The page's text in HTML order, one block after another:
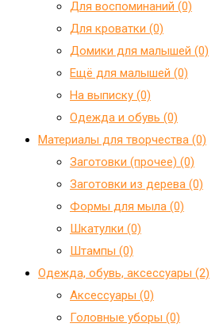
Для воспоминаний (0)
Для кроватки (0)
Домики для малышей (0)
Ещё для малышей (0)
На выписку (0)
Одежда и обувь (0)
Материалы для творчества (0)
Заготовки (прочее) (0)
Заготовки из дерева (0)
Формы для мыла (0)
Шкатулки (0)
Штампы (0)
Одежда, обувь, аксессуары (2)
Аксессуары (0)
Головные уборы (0)